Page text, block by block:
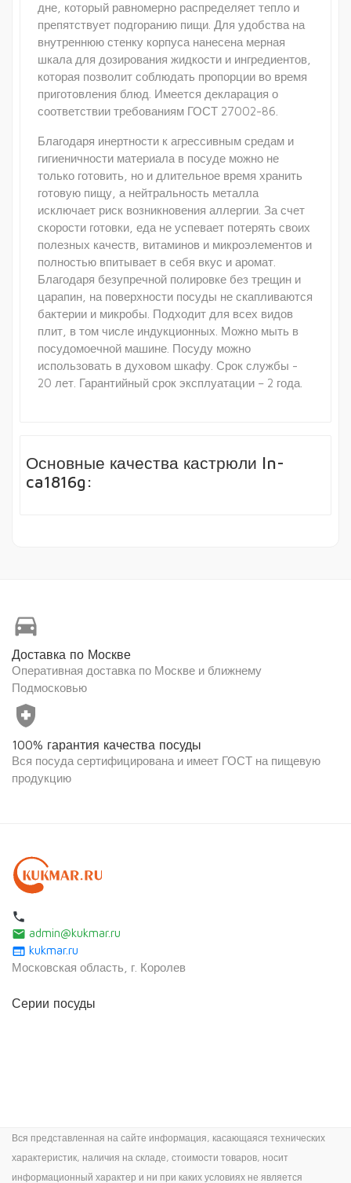
дне, который равномерно распределяет тепло и
препятствует подгоранию пищи. Для удобства на
внутреннюю стенку корпуса нанесена мерная
шкала для дозирования жидкости и ингредиентов,
которая позволит соблюдать пропорции во время
приготовления блюд. Имеется декларация о
соответствии требованиям ГОСТ 27002-86.
Благодаря инертности к агрессивным средам и
гигиеничности материала в посуде можно не
только готовить, но и длительное время хранить
готовую пищу, а нейтральность металла
исключает риск возникновения аллергии. За счет
скорости готовки, еда не успевает потерять своих
полезных качеств, витаминов и микроэлементов и
полностью впитывает в себя вкус и аромат.
Благодаря безупречной полировке без трещин и
царапин, на поверхности посуды не скапливаются
бактерии и микробы. Подходит для всех видов
плит, в том числе индукционных. Можно мыть в
посудомоечной машине. Посуду можно
использовать в духовом шкафу. Срок службы -
20 лет. Гарантийный срок эксплуатации – 2 года.
Основные качества кастрюли ln-
ca1816g:
directions_car
Доставка по Москве
Оперативная доставка по Москве и ближнему
Подмосковью
health_and_safety
100% гарантия качества посуды
Вся посуда сертифицирована и имеет ГОСТ на пищевую
продукцию
local_phone
email admin@kukmar.ru
web kukmar.ru
Московская область, г. Королев
Серии посуды
Вся представленная на сайте информация, касающаяся технических
характеристик, наличия на складе, стоимости товаров, носит
информационный характер и ни при каких условиях не является